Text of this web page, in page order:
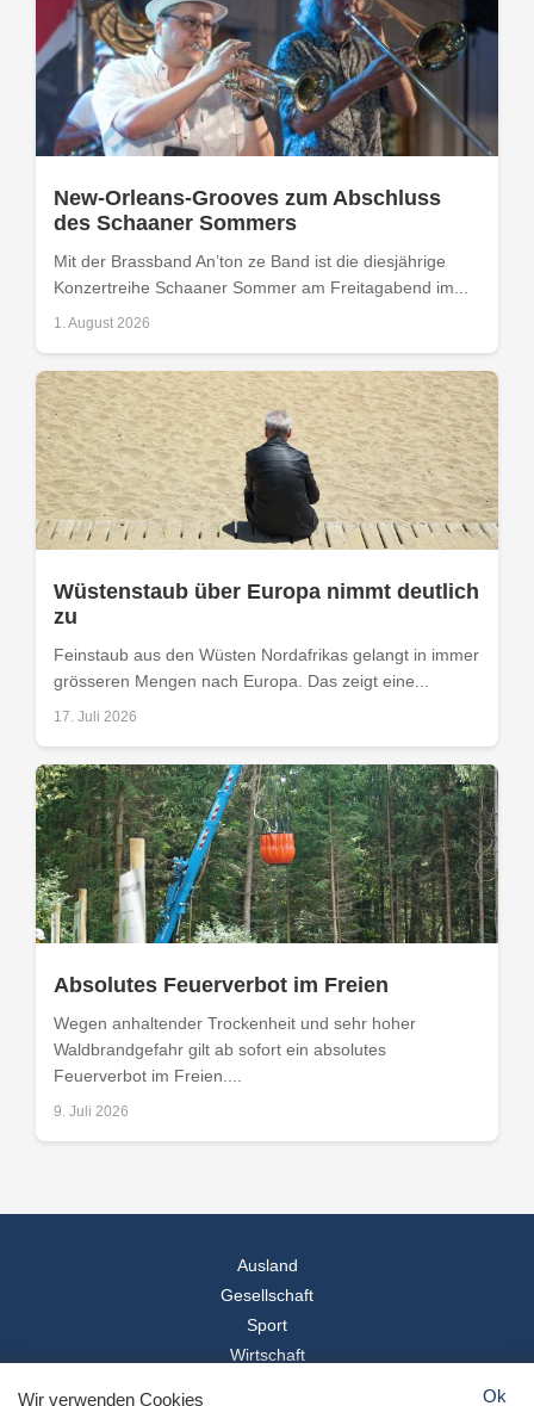
New-Orleans-Grooves zum Abschluss
des Schaaner Sommers
Mit der Brassband An’ton ze Band ist die diesjährige
Konzertreihe Schaaner Sommer am Freitagabend im...
1. August 2026
Wüstenstaub über Europa nimmt deutlich
zu
Feinstaub aus den Wüsten Nordafrikas gelangt in immer
grösseren Mengen nach Europa. Das zeigt eine...
17. Juli 2026
Absolutes Feuerverbot im Freien
Wegen anhaltender Trockenheit und sehr hoher
Waldbrandgefahr gilt ab sofort ein absolutes
Feuerverbot im Freien....
9. Juli 2026
Ausland
Gesellschaft
Sport
Wirtschaft
Wir verwenden Cookies Ok